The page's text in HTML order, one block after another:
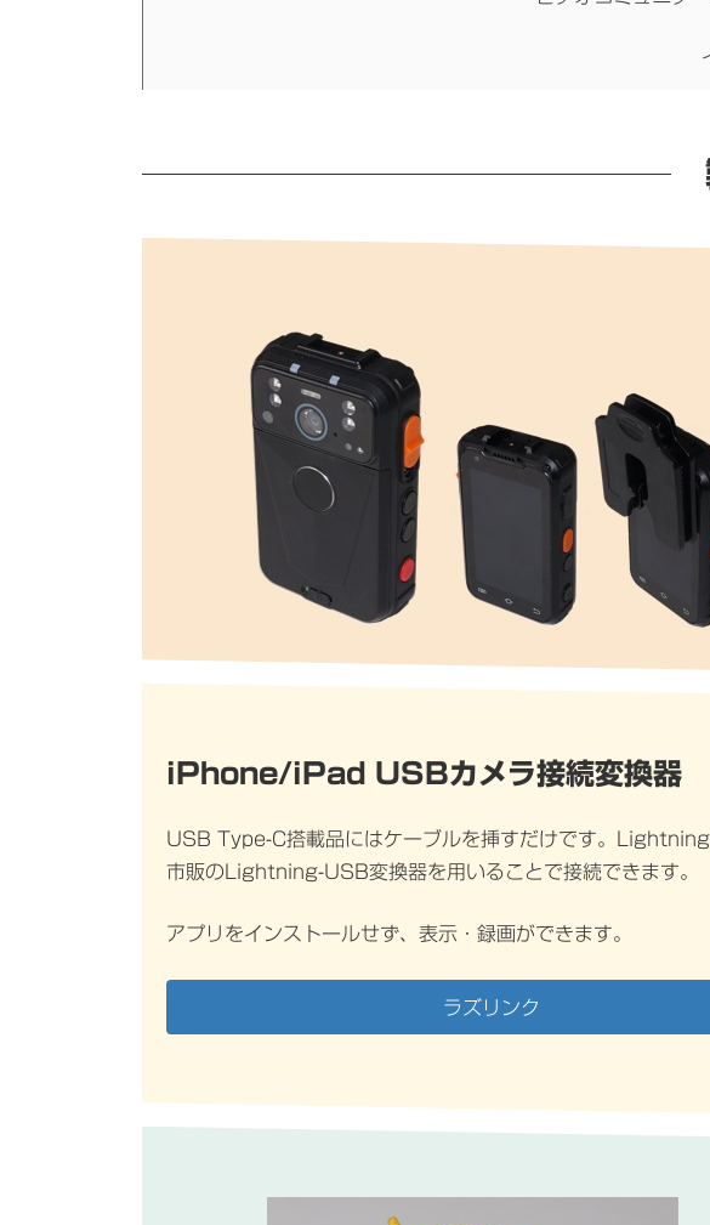
iPhone/iPad USBカメラ接続変換器
USB Type-C搭載品にはケーブルを挿すだけです。
市販のLightning-USB変換器を用いることで接続できます。
アプリをインストールせず、表示・録画ができます。
ラズリンク